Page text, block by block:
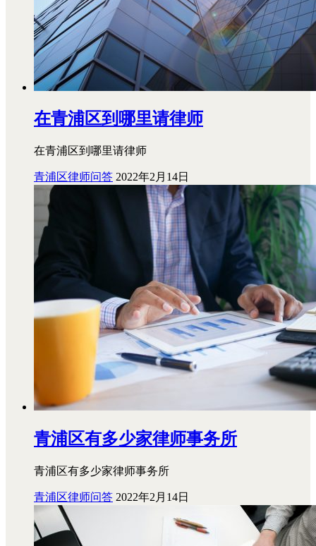
在青浦区到哪里请律师
在青浦区到哪里请律师
青浦区律师问答 2022年2月14日
青浦区有多少家律师事务所
青浦区有多少家律师事务所
青浦区律师问答 2022年2月14日